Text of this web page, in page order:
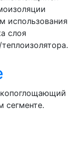
использования
слоя
сегменте.